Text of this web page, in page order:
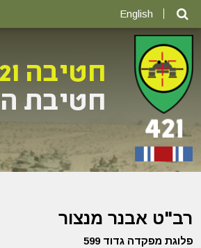
English
רב"ט אבנר מנצור
פלוגת מפקדה גדוד 599